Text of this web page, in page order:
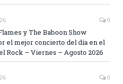
0
y The Baboon Show
el mejor concierto del día en el
Rock – Viernes – Agosto 2026
0